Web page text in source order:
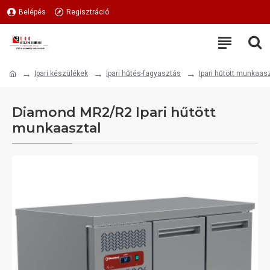
Belépés Regisztráció
Ipari készülékek Ipari hűtés-fagyasztás Ipari hűtött
Diamond MR2/R2 Ipari hűtött
munkaasztal